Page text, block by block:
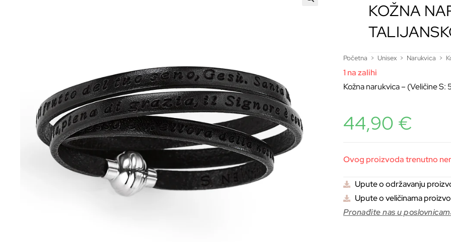
KOŽNA
Početna > Unisex > Narukvica >
1 na zalihi
Kožna narukvica – (Veličine
44,90 €
Ovog proizvoda trenutno
Upute o održavanju
Upute o veličinama
Pronađite nas u